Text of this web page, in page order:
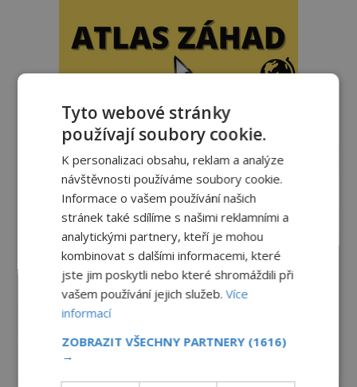
reklama
Tyto webové stránky
používají soubory cookie.
K personalizaci obsahu, reklam a analýze
návštěvnosti používáme soubory cookie.
Informace o vašem používání našich
stránek také sdílíme s našimi reklamními a
analytickými partnery, kteří je mohou
kombinovat s dalšími informacemi, které
jste jim poskytli nebo které shromáždili při
vašem používání jejich služeb.Více
informací
ZOBRAZIT VŠECHNY PARTNERY (1616)
→